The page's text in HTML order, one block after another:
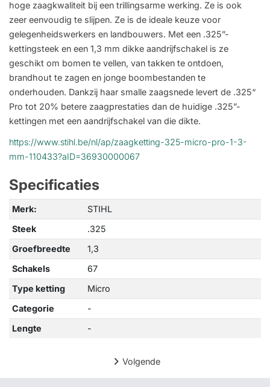
hoge zaagkwaliteit bij een trillingsarme werking. Ze is ook
zeer eenvoudig te slijpen. Ze is de ideale keuze voor
gelegenheidswerkers en landbouwers. Met een .325”-
kettingsteek en een 1,3 mm dikke aandrijfschakel is ze
geschikt om bomen te vellen, van takken te ontdoen,
brandhout te zagen en jonge boombestanden te
onderhouden. Dankzij haar smalle zaagsnede levert de .325“
Pro tot 20% betere zaagprestaties dan de huidige .325”-
kettingen met een aandrijfschakel van die dikte.
https://www.stihl.be/nl/ap/zaagketting-325-micro-pro-1-3-
mm-110433?aID=36930000067
Specificaties
Merk:
STIHL
Steek
.325
Groefbreedte
1,3
Schakels
67
Type ketting
Micro
Categorie
-
Lengte
-
Volgende